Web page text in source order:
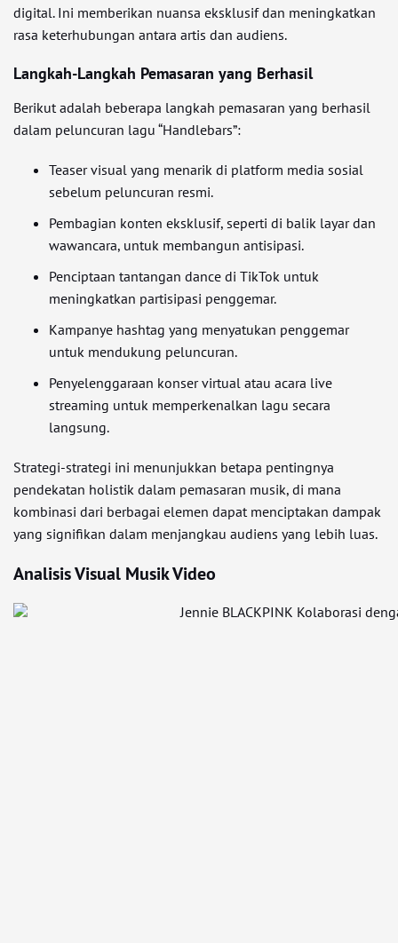
digital. Ini memberikan nuansa eksklusif dan meningkatkan
rasa keterhubungan antara artis dan audiens.
Langkah-Langkah Pemasaran yang Berhasil
Berikut adalah beberapa langkah pemasaran yang berhasil
dalam peluncuran lagu “Handlebars”:
Teaser visual yang menarik di platform media sosial
sebelum peluncuran resmi.
Pembagian konten eksklusif, seperti di balik layar dan
wawancara, untuk membangun antisipasi.
Penciptaan tantangan dance di TikTok untuk
meningkatkan partisipasi penggemar.
Kampanye hashtag yang menyatukan penggemar
untuk mendukung peluncuran.
Penyelenggaraan konser virtual atau acara live
streaming untuk memperkenalkan lagu secara
langsung.
Strategi-strategi ini menunjukkan betapa pentingnya
pendekatan holistik dalam pemasaran musik, di mana
kombinasi dari berbagai elemen dapat menciptakan dampak
yang signifikan dalam menjangkau audiens yang lebih luas.
Analisis Visual Musik Video